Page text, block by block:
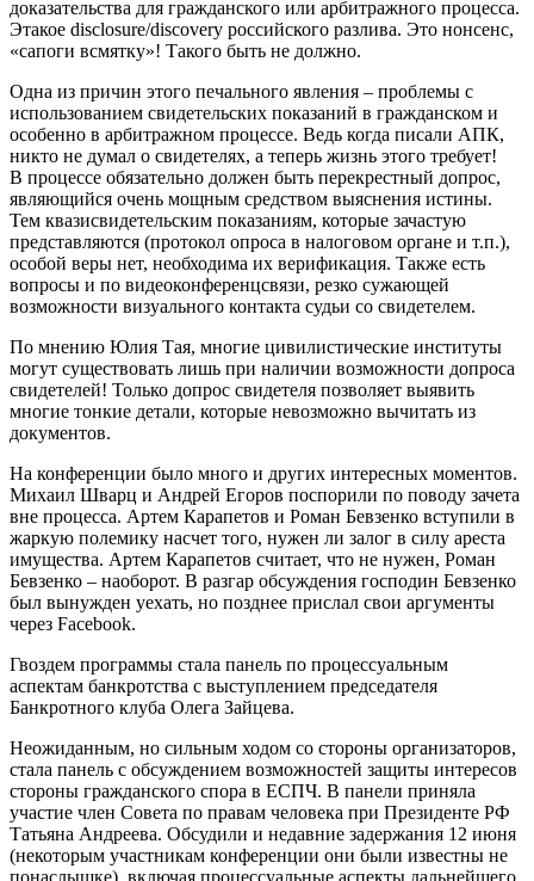
доказательства для гражданского или арбитражного процесса.
Этакое disclosure/discovery российского разлива. Это нонсенс,
«сапоги всмятку»! Такого быть не должно.
Одна из причин этого печального явления – проблемы с
использованием свидетельских показаний в гражданском и
особенно в арбитражном процессе. Ведь когда писали АПК,
никто не думал о свидетелях, а теперь жизнь этого требует!
В процессе обязательно должен быть перекрестный допрос,
являющийся очень мощным средством выяснения истины.
Тем квазисвидетельским показаниям, которые зачастую
представляются (протокол опроса в налоговом органе и т.п.),
особой веры нет, необходима их верификация. Также есть
вопросы и по видеоконференцсвязи, резко сужающей
возможности визуального контакта судьи со свидетелем.
По мнению Юлия Тая, многие цивилистические институты
могут существовать лишь при наличии возможности допроса
свидетелей! Только допрос свидетеля позволяет выявить
многие тонкие детали, которые невозможно вычитать из
документов.
На конференции было много и других интересных моментов.
Михаил Шварц и Андрей Егоров поспорили по поводу зачета
вне процесса. Артем Карапетов и Роман Бевзенко вступили в
жаркую полемику насчет того, нужен ли залог в силу ареста
имущества. Артем Карапетов считает, что не нужен, Роман
Бевзенко – наоборот. В разгар обсуждения господин Бевзенко
был вынужден уехать, но позднее прислал свои аргументы
через Facebook.
Гвоздем программы стала панель по процессуальным
аспектам банкротства с выступлением председателя
Банкротного клуба Олега Зайцева.
Неожиданным, но сильным ходом со стороны организаторов,
стала панель с обсуждением возможностей защиты интересов
стороны гражданского спора в ЕСПЧ. В панели приняла
участие член Совета по правам человека при Президенте РФ
Татьяна Андреева. Обсудили и недавние задержания 12 июня
(некоторым участникам конференции они были известны не